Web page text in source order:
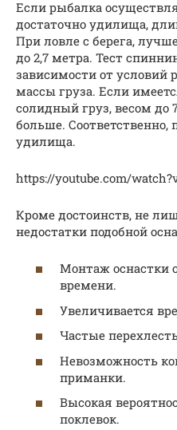
Если рыбалка
достаточно удилища,
При ловле с берега,
до 2,7 метра. Тест
зависимости от условий
массы груза. Если
солидный груз, весом до
больше. Соответственно,
удилища.
https://youtube.com/
Кроме достоинств, не
недостатки подобной
Монтаж оснастки
времени.
Увеличивается
Частые
Невозможность
приманки.
Высокая
поклевок.